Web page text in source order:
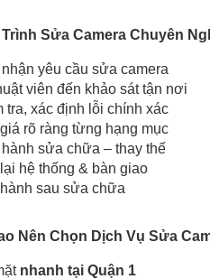
Sửa Camera Chuyên
yêu cầu sửa camera
viên đến khảo sát tận nơi
tra, xác định lỗi chính xác
rõ ràng từng hạng mục
sửa chữa – thay thế
hệ thống & bàn giao
sau sửa chữa
Nên Chọn Dịch Vụ Sửa
nhanh tại Quận 1